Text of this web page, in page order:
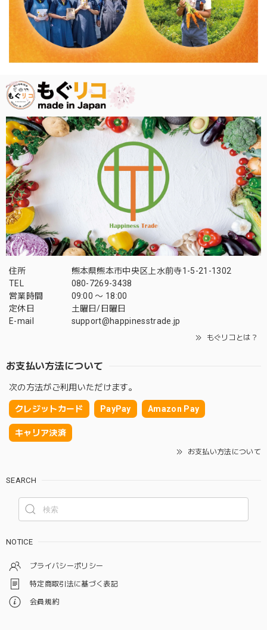
住所
熊本県熊本市中央区上水前寺1-5-21-1302
TEL
080-7269-3438
営業時間
09:00 〜 18:00
定休日
土曜日/日曜日
E-mail
support@happinesstrade.jp
もぐリコとは？
お支払い方法について
次の方法がご利用いただけます。
クレジットカード PayPay Amazon Pay
キャリア決済
お支払い方法について
SEARCH
NOTICE
プライバシーポリシー
特定商取引法に基づく表記
会員規約